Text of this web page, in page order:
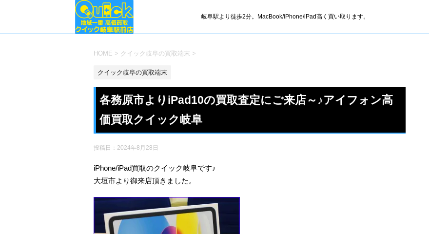
岐阜駅より徒歩2分。MacBook/iPhone/iPad高く買い取ります。
HOME > クイック岐阜の買取端末 >
クイック岐阜の買取端末
各務原市よりiPad10の買取査定にご来店～♪アイフォン高
価買取クイック岐阜
投稿日： 2024年8月28日
iPhone/iPad買取のクイック岐阜です♪
大垣市より御来店頂きました。